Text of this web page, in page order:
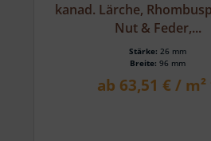
kanad. Lärche,
Nut & Feder,...
Stärke: 27 mm
Breite: 96 mm
ab 74,27 € /